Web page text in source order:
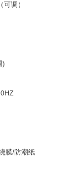
调）
)
膜/防潮纸